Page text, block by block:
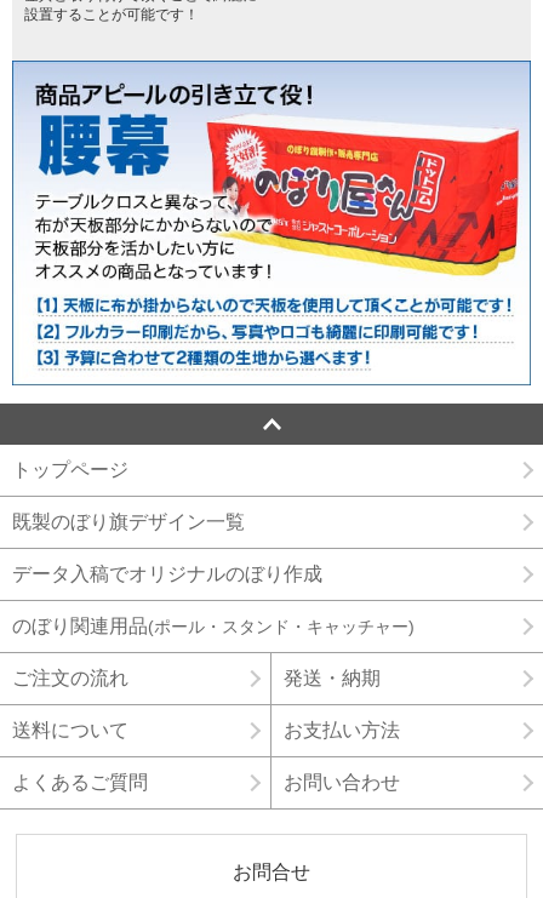
設置することが可能です！
トップページ
既製のぼり旗デザイン一覧
データ入稿でオリジナルのぼり作成
のぼり関連用品(ポール・スタンド・キャッチャー)
ご注文の流れ 発送・納期
送料について お支払い方法
よくあるご質問 お問い合わせ
お問合せ